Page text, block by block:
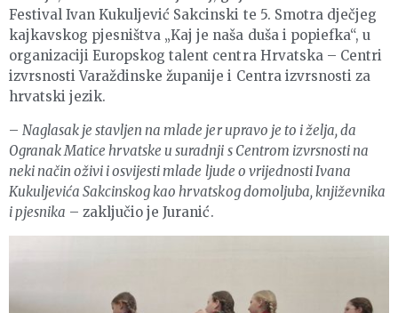
Festival Ivan Kukuljević Sakcinski te 5. Smotra dječjeg
kajkavskog pjesništva „Kaj je naša duša i popiefka“, u
organizaciji Europskog talent centra Hrvatska – Centri
izvrsnosti Varaždinske županije i Centra izvrsnosti za
hrvatski jezik.
– Naglasak je stavljen na mlade jer upravo je to i želja, da
Ogranak Matice hrvatske u suradnji s Centrom izvrsnosti na
neki način oživi i osvijesti mlade ljude o vrijednosti Ivana
Kukuljevića Sakcinskog kao hrvatskog domoljuba, književnika
i pjesnika – zaključio je Juranić.